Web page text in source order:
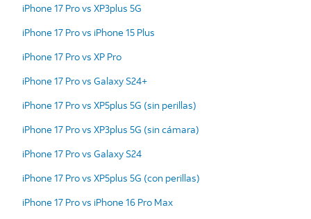
iPhone 17 Pro vs XP3plus 5G
iPhone 17 Pro vs iPhone 15 Plus
iPhone 17 Pro vs XP Pro
iPhone 17 Pro vs Galaxy S24+
iPhone 17 Pro vs XP5plus 5G (sin perillas)
iPhone 17 Pro vs XP3plus 5G (sin cámara)
iPhone 17 Pro vs Galaxy S24
iPhone 17 Pro vs XP5plus 5G (con perillas)
iPhone 17 Pro vs iPhone 16 Pro Max